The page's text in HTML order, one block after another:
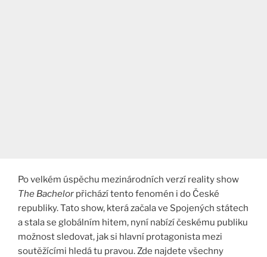
Po velkém úspěchu mezinárodních verzí reality show
The Bachelor přichází tento fenomén i do České
republiky. Tato show, která začala ve Spojených státech
a stala se globálním hitem, nyní nabízí českému publiku
možnost sledovat, jak si hlavní protagonista mezi
soutěžícími hledá tu pravou. Zde najdete všechny